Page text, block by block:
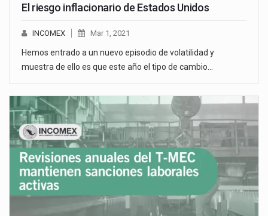
El riesgo inflacionario de Estados Unidos
INCOMEX Mar 1, 2021
Hemos entrado a un nuevo episodio de volatilidad y
muestra de ello es que este año el tipo de cambio…